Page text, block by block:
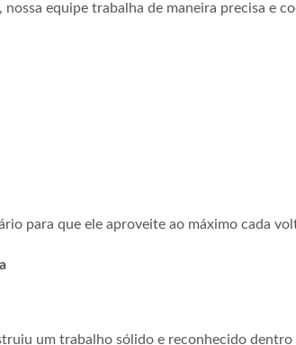
equipe trabalha de maneira precisa e
para que ele aproveite ao máximo cada
um trabalho sólido e reconhecido